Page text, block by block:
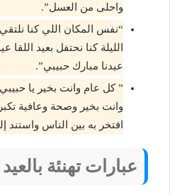
واحلى من العسل”.
“نفس المكان اللي كنا
الليلة كنا نحتفل بعيد اللقا
عيدنا مبارك حبيبي”.
” كل عام وانت بخير يا
وانت بخير وصحة وعافية
افتخر به بين الناس واستند
عبارات تهنئة بالعيد